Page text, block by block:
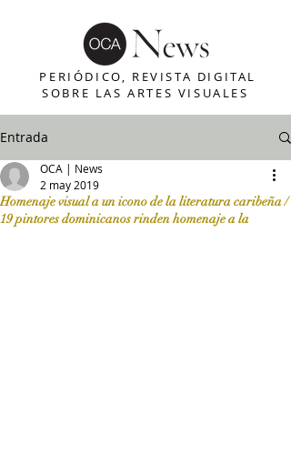
PERIÓDICO, REVISTA DIGITAL
SOBRE LAS ARTES VISUALES
Entrada
Homenaje visual a un icono de la literatura caribeña /
19 pintores dominicanos rinden homenaje a la
OCA | News
2 may 2019